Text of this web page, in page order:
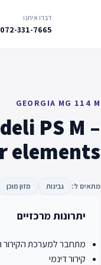
דברו איתנו
072-331-7665
GEORGIA MG 114 M
PS M –
elements
מתאים ל: גבינות מזון מוכן
יתרונות מרכזיים
מתחבר למערכת הקירור
קירור דינמי